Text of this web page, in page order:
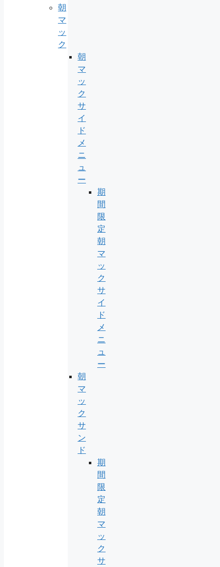
朝
マ
ッ
ク
朝
マ
ッ
ク
サ
イ
ド
メ
ニ
ュ
ー
期
間
限
定
朝
マ
ッ
ク
サ
イ
ド
メ
ニ
ュ
ー
朝
マ
ッ
ク
サ
ン
ド
期
間
限
定
朝
マ
ッ
ク
サ